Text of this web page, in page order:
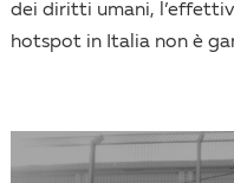
dei diritti umani,
hotspot in Italia non è